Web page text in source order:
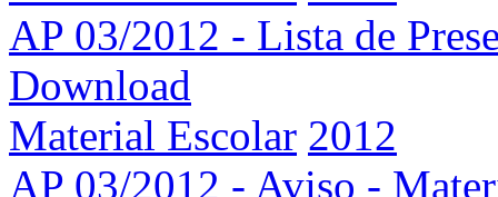
AP 03/2012 - Lista de
Download
Material Escolar 2012
AP 03/2012 - Aviso -